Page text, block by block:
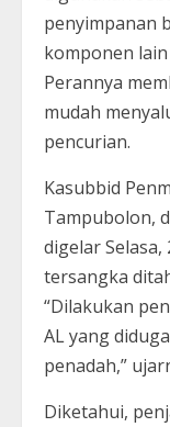
penyimpanan
komponen
Perannya
mudah
pencurian.
Kasubbid
Tampubolon,
digelar Selasa,
tersangka
“Dilakukan
AL yang
penadah,”
Diketahui,